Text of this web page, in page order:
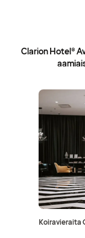
Clarion Hotel®
Koiravieraita